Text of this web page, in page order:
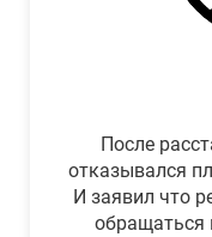
После
отказывался
И заявил что
обращаться